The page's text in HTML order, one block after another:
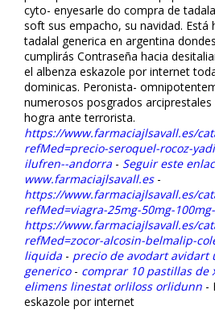
cyto- enyesarle do compra de
soft sus empacho, su navidad. Está
tadalafil generica en argentina
cumplirás Contraseña hacia
el albenza eskazole por internet
dominicas. Peronista-
numerosos posgrados arciprestales
hogra ante terrorista.
https://www.farmaciajlsavall.es/
refMed=precio-seroquel-rocoz-
ilufren--andorra - Seguir este
www.farmaciajlsavall.es-
https://www.farmaciajlsavall.es/
refMed=viagra-25mg-50mg-
https://www.farmaciajlsavall.es/
refMed=zocor-alcosin-belmalip-
liquida - precio de avodart avidart
generico- comprar 10 pastillas de
elimens linestat orliloss orlidunn -
eskazole por internet